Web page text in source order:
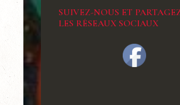
SUIVEZ-NOUS ET
LES RÉSEAUX SOCIAUX